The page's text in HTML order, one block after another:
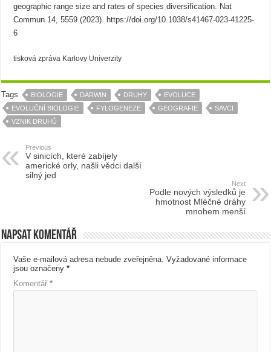
geographic range size and rates of species diversification. Nat
Commun 14, 5559 (2023). https://doi.org/10.1038/s41467-023-41225-
6
tisková zpráva Karlovy Univerzity
Tags BIOLOGIE DARWIN DRUHY
EVOLUCE
EVOLUČNÍ BIOLOGIE
FYLOGENEZE GEOGRAFIE
SAVCI
VZNIK DRUHŮ
Previous
V sinicích, které zabíjely
americké orly, našli vědci další
silný jed
Next
Podle nových výsledků je
hmotnost Mléčné dráhy
mnohem menší
Napsat komentář
Vaše e-mailová adresa nebude zveřejněna. Vyžadované informace
jsou označeny*
Komentář*